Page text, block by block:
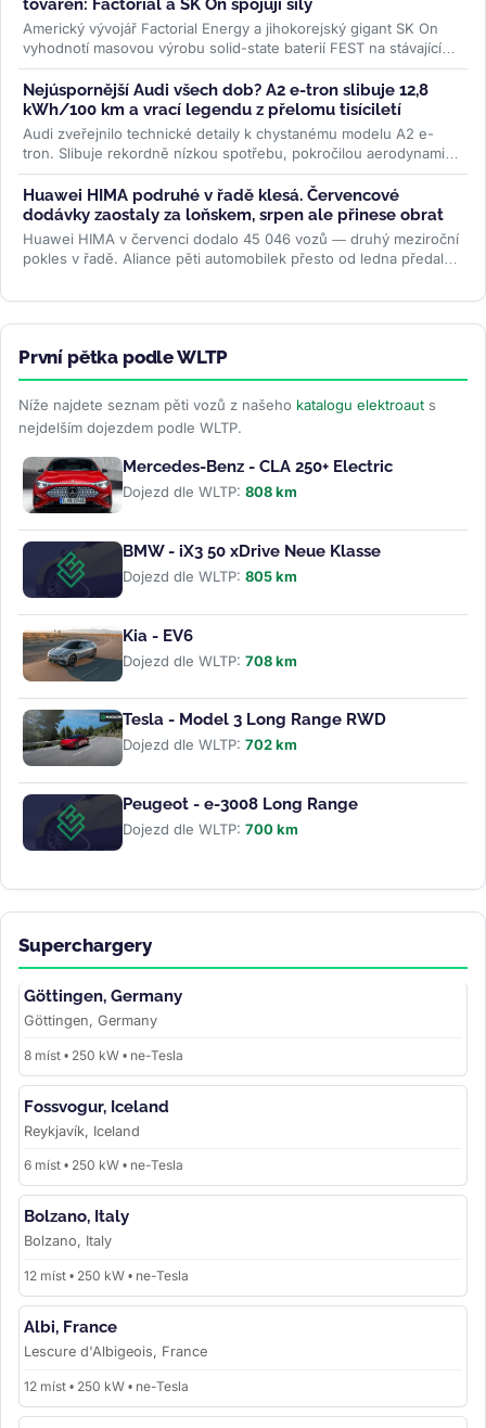
továren: Factorial a SK On spojují síly
Americký vývojář Factorial Energy a jihokorejský gigant SK On
vyhodnotí masovou výrobu solid-state baterií FEST na stávajících
linkách....>>
Nejúspornější Audi všech dob? A2 e-tron slibuje 12,8
kWh/100 km a vrací legendu z přelomu tisíciletí
Audi zveřejnilo technické detaily k chystanému modelu A2 e-
tron. Slibuje rekordně nízkou spotřebu, pokročilou aerodynamiku
i LFP baterii....>>
Huawei HIMA podruhé v řadě klesá. Červencové
dodávky zaostaly za loňskem, srpen ale přinese obrat
Huawei HIMA v červenci dodalo 45 046 vozů — druhý meziroční
pokles v řadě. Aliance pěti automobilek přesto od ledna předala
První pětka podle WLTP
Níže najdete seznam pěti vozů z našeho katalogu elektroaut s
nejdelším dojezdem podle WLTP.
Mercedes-Benz - CLA 250+ Electric
Dojezd dle WLTP: 808 km
BMW - iX3 50 xDrive Neue Klasse
Dojezd dle WLTP: 805 km
Kia - EV6
Dojezd dle WLTP: 708 km
Tesla - Model 3 Long Range RWD
Dojezd dle WLTP: 702 km
Peugeot - e-3008 Long Range
Dojezd dle WLTP: 700 km
Superchargery
Göttingen, Germany
Göttingen, Germany
8 míst • 250 kW • ne-Tesla
Fossvogur, Iceland
Reykjavík, Iceland
6 míst • 250 kW • ne-Tesla
Bolzano, Italy
Bolzano, Italy
12 míst • 250 kW • ne-Tesla
Albi, France
Lescure d'Albigeois, France
12 míst • 250 kW • ne-Tesla